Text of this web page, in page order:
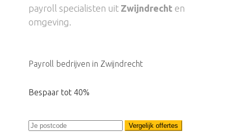
payroll specialisten uit Zwijndrecht en
omgeving.
Payroll bedrijven in Zwijndrecht
Bespaar tot 40%
Vergelijk offertes